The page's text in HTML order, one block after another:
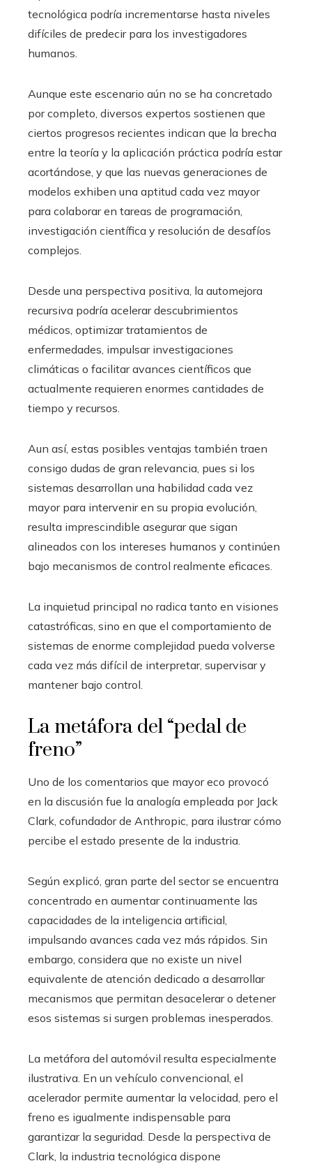
tecnológica podría incrementarse hasta niveles
difíciles de predecir para los investigadores
humanos.
Aunque este escenario aún no se ha concretado
por completo, diversos expertos sostienen que
ciertos progresos recientes indican que la brecha
entre la teoría y la aplicación práctica podría estar
acortándose, y que las nuevas generaciones de
modelos exhiben una aptitud cada vez mayor
para colaborar en tareas de programación,
investigación científica y resolución de desafíos
complejos.
Desde una perspectiva positiva, la automejora
recursiva podría acelerar descubrimientos
médicos, optimizar tratamientos de
enfermedades, impulsar investigaciones
climáticas o facilitar avances científicos que
actualmente requieren enormes cantidades de
tiempo y recursos.
Aun así, estas posibles ventajas también traen
consigo dudas de gran relevancia, pues si los
sistemas desarrollan una habilidad cada vez
mayor para intervenir en su propia evolución,
resulta imprescindible asegurar que sigan
alineados con los intereses humanos y continúen
bajo mecanismos de control realmente eficaces.
La inquietud principal no radica tanto en visiones
catastróficas, sino en que el comportamiento de
sistemas de enorme complejidad pueda volverse
cada vez más difícil de interpretar, supervisar y
mantener bajo control.
La metáfora del “pedal de
freno”
Uno de los comentarios que mayor eco provocó
en la discusión fue la analogía empleada por Jack
Clark, cofundador de Anthropic, para ilustrar cómo
percibe el estado presente de la industria.
Según explicó, gran parte del sector se encuentra
concentrado en aumentar continuamente las
capacidades de la inteligencia artificial,
impulsando avances cada vez más rápidos. Sin
embargo, considera que no existe un nivel
equivalente de atención dedicado a desarrollar
mecanismos que permitan desacelerar o detener
esos sistemas si surgen problemas inesperados.
La metáfora del automóvil resulta especialmente
ilustrativa. En un vehículo convencional, el
acelerador permite aumentar la velocidad, pero el
freno es igualmente indispensable para
garantizar la seguridad. Desde la perspectiva de
Clark, la industria tecnológica dispone